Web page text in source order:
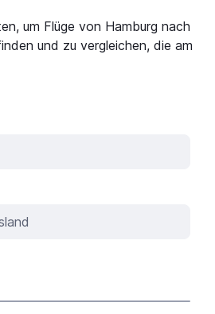
um Flüge von Hamburg nach
und zu vergleichen, die am